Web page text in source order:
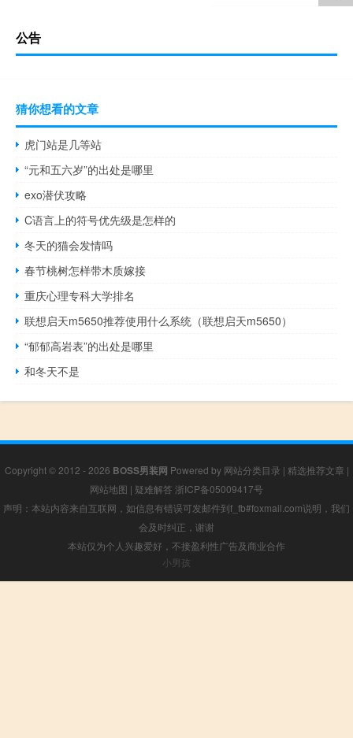
公告
猜你想看的文章
虎门站是几等站
“元和五六岁”的出处是哪里
exo潜伏攻略
C语言上的符号优先级是怎样的
冬天的猫会发情吗
春节桃树怎样带木质嫁接
重庆心理专科大学排名
联想启天m5650推荐使用什么系统（联想启天m5650）
“郁郁高岩表”的出处是哪里
和冬天不是
Copyright © 2012 - 2026 BOSS男装网 Powered by 网站分类目录 | 精选推荐文章 |
网站地图 | 疑难解答 浙ICP备05009417号
声明：本站内容来自互联网，如信息有错误可发邮件到f_fb#foxmail.com说明，我们
会及时纠正，谢谢
本站仅为个人兴趣爱好，不接盈利性广告及商业合作
小男孩